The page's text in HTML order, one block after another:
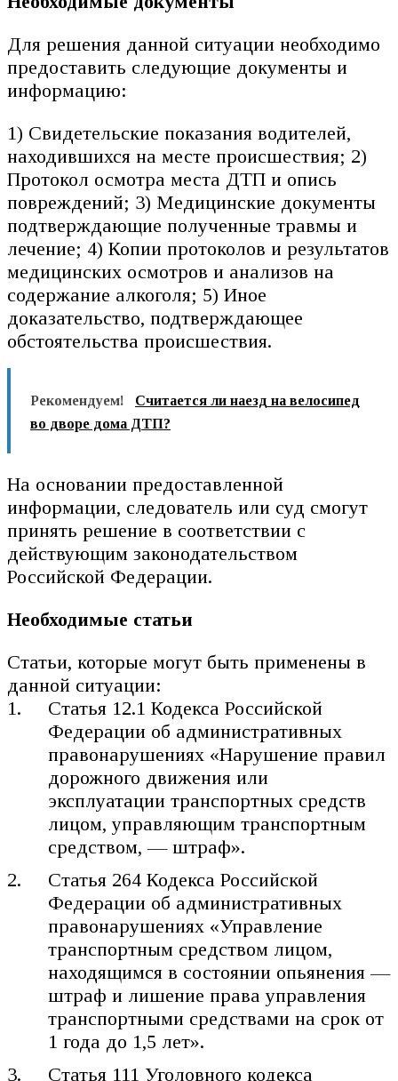
Для решения данной ситуации необходимо
предоставить следующие документы и
информацию:
1) Свидетельские показания водителей,
находившихся на месте происшествия; 2)
Протокол осмотра места ДТП и опись
повреждений; 3) Медицинские документы
подтверждающие полученные травмы и
лечение; 4) Копии протоколов и результатов
медицинских осмотров и анализов на
содержание алкоголя; 5) Иное
доказательство, подтверждающее
обстоятельства происшествия.
Рекомендуем!
Считается ли наезд на велосипед
во дворе дома ДТП?
На основании предоставленной
информации, следователь или суд смогут
принять решение в соответствии с
действующим законодательством
Российской Федерации.
Необходимые статьи
Статьи, которые могут быть применены в
данной ситуации:
Статья 12.1 Кодекса Российской
Федерации об административных
правонарушениях «Нарушение правил
дорожного движения или
эксплуатации транспортных средств
лицом, управляющим транспортным
средством, — штраф».
Статья 264 Кодекса Российской
Федерации об административных
правонарушениях «Управление
транспортным средством лицом,
находящимся в состоянии опьянения —
штраф и лишение права управления
транспортными средствами на срок от
1 года до 1,5 лет».
Статья 111 Уголовного кодекса